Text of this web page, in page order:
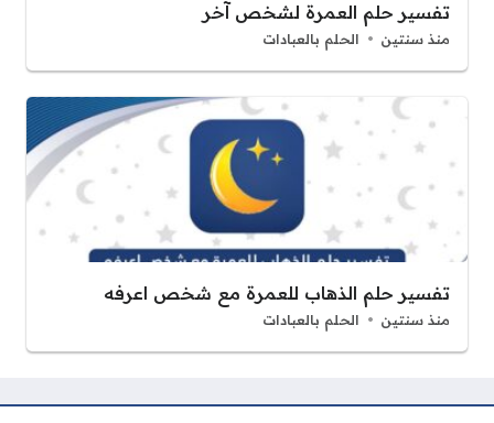
تفسير حلم العمرة لشخص آخر
منذ سنتين الحلم بالعبادات
تفسير حلم الذهاب للعمرة مع شخص اعرفه
منذ سنتين الحلم بالعبادات